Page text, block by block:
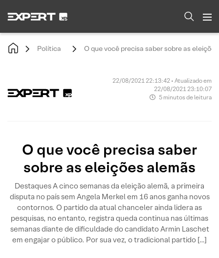
Política O que você precisa saber sobre as
22/08/2021 22:13:42 • Atualizado em
22/08/2021 23:10:07
5 minutos de leitura
O que você precisa saber
sobre as eleições alemãs
Destaques A cinco semanas da eleição alemã, a primeira
disputa no país sem Angela Merkel em 16 anos ganha novos
contornos. O partido da atual chanceler ainda lidera as
pesquisas, no entanto, registra queda continua nas últimas
semanas diante de dificuldade do candidato Armin Laschet
em engajar o público. Por sua vez, o tradicional partido […]